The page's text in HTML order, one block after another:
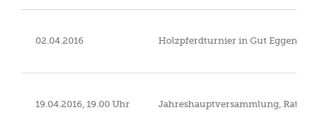
02.04.2016 Holzpferdturnier in Gut Eggenhof
19.04.2016, 19.00 Uhr Jahreshauptversammlung,